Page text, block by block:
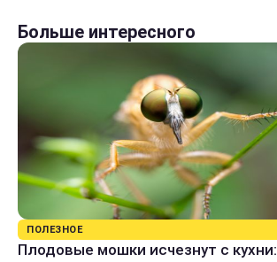
Больше интересного
ПОЛЕЗНОЕ
Плодовые мошки исчезнут с